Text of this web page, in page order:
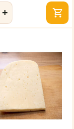
+